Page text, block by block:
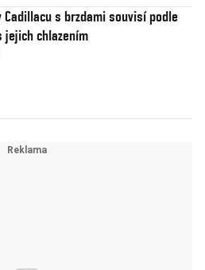
Cadillacu s brzdami souvisí podle
jejich chlazením